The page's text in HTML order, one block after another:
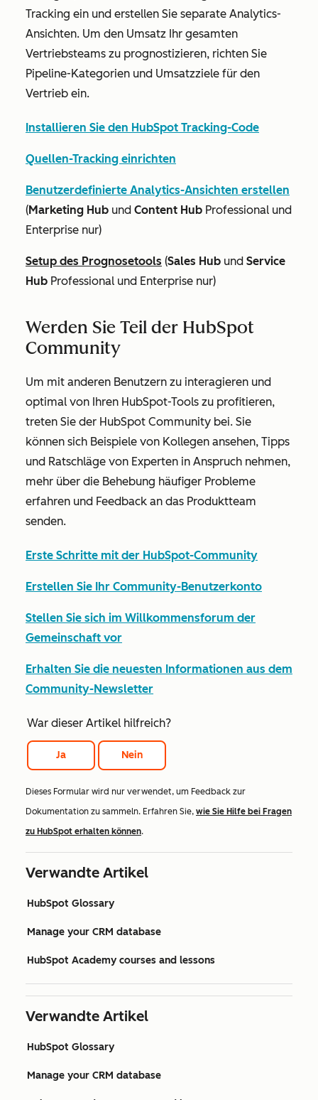
Tracking ein und erstellen Sie separate Analytics-
Ansichten. Um den Umsatz Ihr gesamten
Vertriebsteams zu prognostizieren, richten Sie
Pipeline-Kategorien und Umsatzziele für den
Vertrieb ein.
Installieren Sie den HubSpot Tracking-Code
Quellen-Tracking einrichten
Benutzerdefinierte Analytics-Ansichten erstellen
(Marketing Hub und Content Hub Professional und
Enterprise nur)
Setup des Prognosetools (Sales Hub und Service
Hub Professional und Enterprise nur)
Werden Sie Teil der HubSpot
Community
Um mit anderen Benutzern zu interagieren und
optimal von Ihren HubSpot-Tools zu profitieren,
treten Sie der HubSpot Community bei. Sie
können sich Beispiele von Kollegen ansehen, Tipps
und Ratschläge von Experten in Anspruch nehmen,
mehr über die Behebung häufiger Probleme
erfahren und Feedback an das Produktteam
senden.
Erste Schritte mit der HubSpot-Community
Erstellen Sie Ihr Community-Benutzerkonto
Stellen Sie sich im Willkommensforum der
Gemeinschaft vor
Erhalten Sie die neuesten Informationen aus dem
Community-Newsletter
War dieser Artikel hilfreich?
Ja Nein
Dieses Formular wird nur verwendet, um Feedback zur
Dokumentation zu sammeln. Erfahren Sie, wie Sie Hilfe bei Fragen
zu HubSpot erhalten können.
Verwandte Artikel
HubSpot Glossary
Manage your CRM database
HubSpot Academy courses and lessons
Verwandte Artikel
HubSpot Glossary
Manage your CRM database